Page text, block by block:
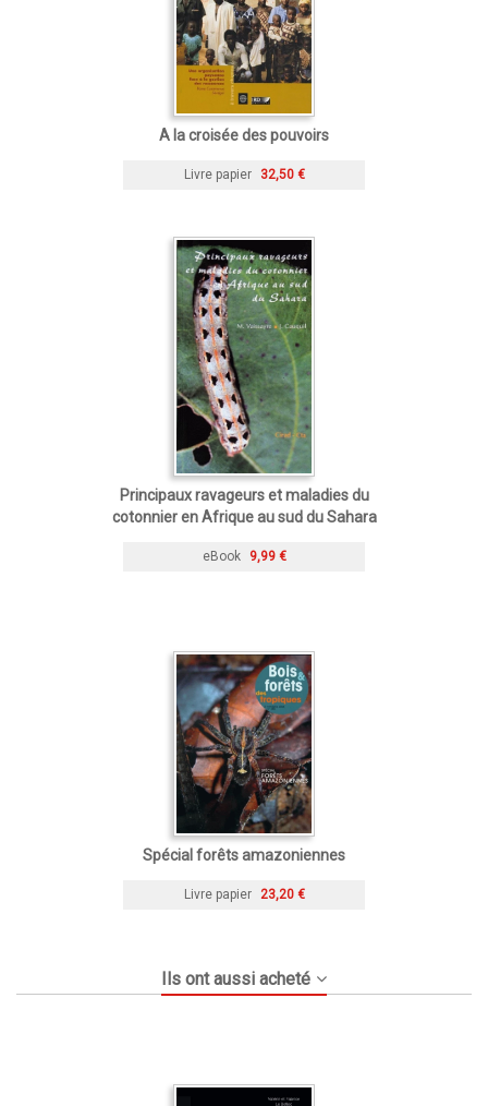
A la croisée des pouvoirs
Livre papier 32,50 €
Principaux ravageurs et maladies du
cotonnier en Afrique au sud du Sahara
eBook 9,99 €
Spécial forêts amazoniennes
Livre papier 23,20 €
Ils ont aussi acheté